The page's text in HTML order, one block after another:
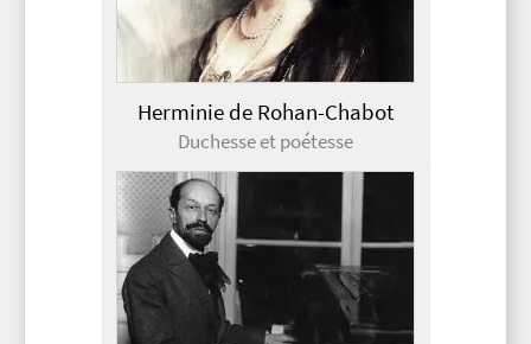
Herminie de Rohan-Chabot
Duchesse et poétesse